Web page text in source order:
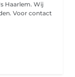
Haarlem. Wij